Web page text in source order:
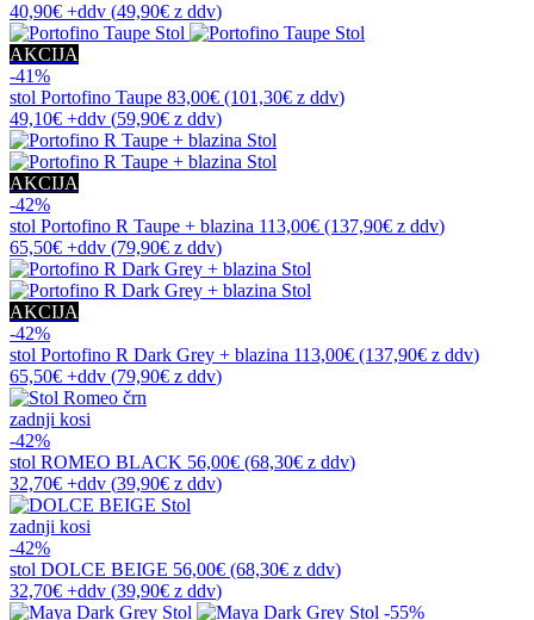
40,90€ +ddv (49,90€ z ddv)
AKCIJA
-41%
stol Portofino Taupe 83,00€ (101,30€ z ddv)
49,10€ +ddv (59,90€ z ddv)
AKCIJA
-42%
stol Portofino R Taupe + blazina 113,00€ (137,90€ z ddv)
65,50€ +ddv (79,90€ z ddv)
AKCIJA
-42%
stol Portofino R Dark Grey + blazina 113,00€ (137,90€ z ddv)
65,50€ +ddv (79,90€ z ddv)
zadnji kosi
-42%
stol ROMEO BLACK 56,00€ (68,30€ z ddv)
32,70€ +ddv (39,90€ z ddv)
zadnji kosi
-42%
stol DOLCE BEIGE 56,00€ (68,30€ z ddv)
32,70€ +ddv (39,90€ z ddv)
-55%